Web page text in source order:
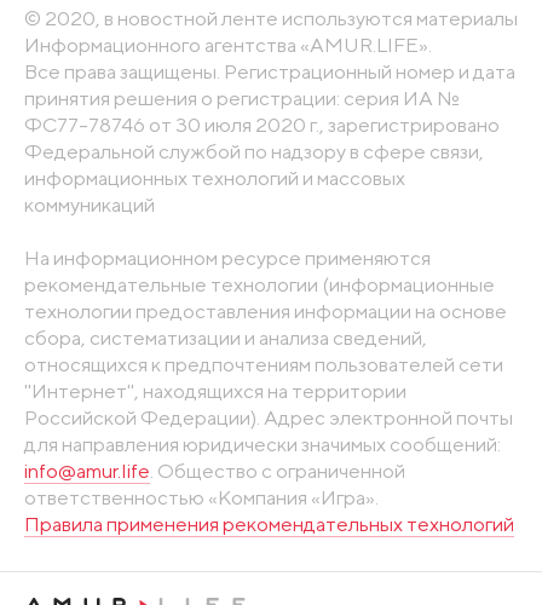
© 2020, в новостной ленте используются материалы
Информационного агентства «AMUR.LIFE».
Все права защищены. Регистрационный номер и дата
принятия решения о регистрации: серия ИА №
ФС77-78746 от 30 июля 2020 г., зарегистрировано
Федеральной службой по надзору в сфере связи,
информационных технологий и массовых
коммуникаций
На информационном ресурсе применяются
рекомендательные технологии (информационные
технологии предоставления информации на основе
сбора, систематизации и анализа сведений,
относящихся к предпочтениям пользователей сети
"Интернет", находящихся на территории
Российской Федерации). Адрес электронной почты
для направления юридически значимых сообщений:
info@amur.life. Общество с ограниченной
ответственностью «Компания «Игра».
Правила применения рекомендательных технологий